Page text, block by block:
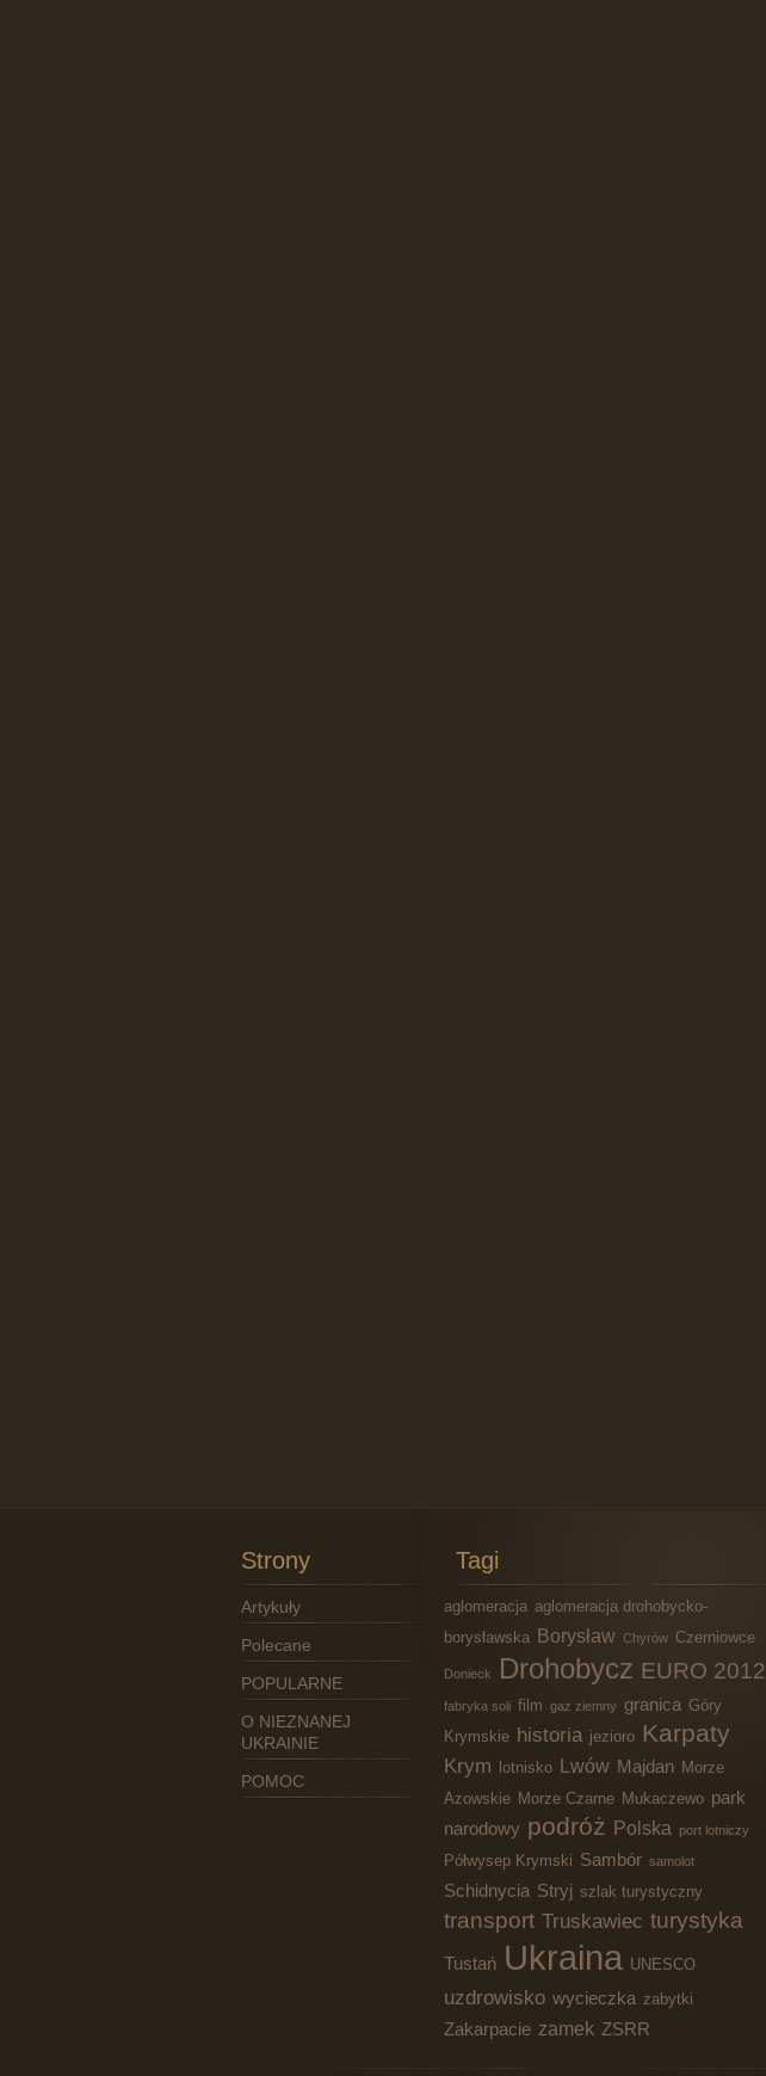
Strony
Artykuły
Polecane
POPULARNE
O NIEZNANEJ
UKRAINIE
POMOC
Tagi
aglomeracja aglomeracja drohobycko-
borysławska Borysław Chyrów Czerniowce
Donieck Drohobycz EURO 2012
fabryka soli film gaz ziemny granica Góry
Krymskie historia jezioro Karpaty
Krym lotnisko Lwów Majdan Morze
Azowskie Morze Czarne Mukaczewo park
narodowy podróż Polska port lotniczy
Półwysep Krymski Sambór samolot
Schidnycia Stryj szlak turystyczny
transport Truskawiec turystyka
Tustań Ukraina UNESCO
uzdrowisko wycieczka zabytki
Zakarpacie zamek ZSRR